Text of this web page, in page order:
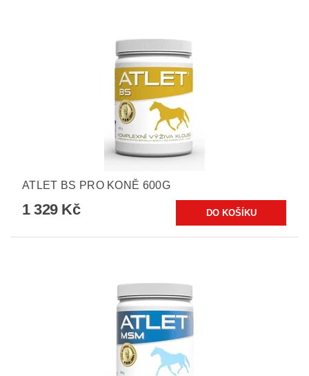
ATLET BS PRO KONĚ 600G
1 329 Kč